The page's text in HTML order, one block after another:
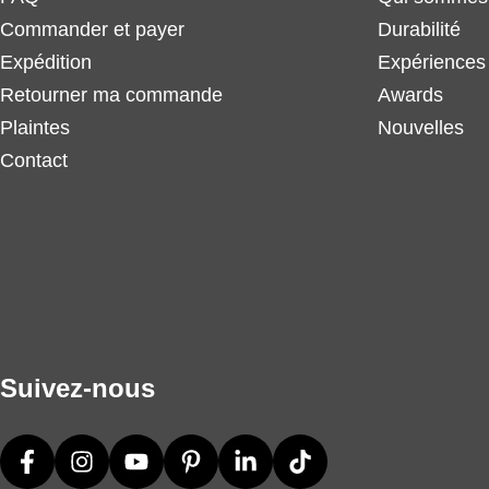
Commander et payer
Expédition
Retourner ma commande
Plaintes
Contact
Durabilité
Awards
Nouvelles
Suivez-nous